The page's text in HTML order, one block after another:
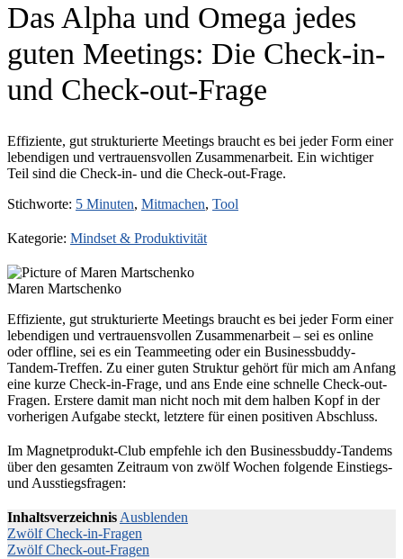
Das Alpha und Omega jedes
guten Meetings: Die Check-in-
und Check-out-Frage
Effiziente, gut strukturierte Meetings braucht es bei jeder Form einer
lebendigen und vertrauensvollen Zusammenarbeit. Ein wichtiger
Teil sind die Check-in- und die Check-out-Frage.
Stichworte: 5 Minuten, Mitmachen, Tool
Kategorie: Mindset & Produktivität
Maren Martschenko
Effiziente, gut strukturierte Meetings braucht es bei jeder Form einer
lebendigen und vertrauensvollen Zusammenarbeit – sei es online
oder offline, sei es ein Teammeeting oder ein Businessbuddy-
Tandem-Treffen. Zu einer guten Struktur gehört für mich am Anfang
eine kurze Check-in-Frage, und ans Ende eine schnelle Check-out-
Fragen. Erstere damit man nicht noch mit dem halben Kopf in der
vorherigen Aufgabe steckt, letztere für einen positiven Abschluss.
Im Magnetprodukt-Club empfehle ich den Businessbuddy-Tandems
über den gesamten Zeitraum von zwölf Wochen folgende Einstiegs-
und Ausstiegsfragen:
InhaltsverzeichnisAusblenden
Zwölf Check-in-Fragen
Zwölf Check-out-Fragen